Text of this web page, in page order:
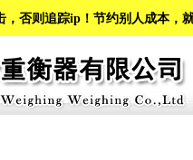
，否则追踪ip！节约别人成本，